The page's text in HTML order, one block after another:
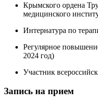
Крымского ордена
медицинского
Интернатура по
Регулярное
2024 год)
Участник
Запись на прием